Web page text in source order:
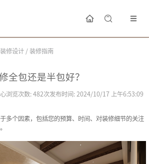
修设计 / 装修指南
全包还是半包好？
浏览次数: 482次发布时间: 2024/10/17 上午6:53:09
多个因素，包括您的预算、时间、对装修细节的关注